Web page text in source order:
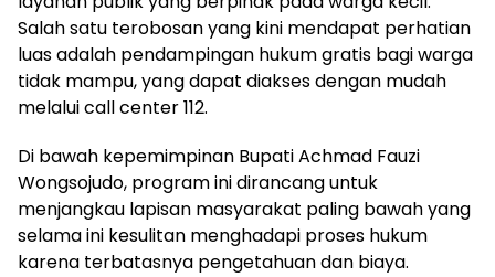
Salah satu terobosan yang kini mendapat perhatian
luas adalah pendampingan hukum gratis bagi warga
tidak mampu, yang dapat diakses dengan mudah
melalui call center 112.
Di bawah kepemimpinan Bupati Achmad Fauzi
Wongsojudo, program ini dirancang untuk
menjangkau lapisan masyarakat paling bawah yang
selama ini kesulitan menghadapi proses hukum
karena terbatasnya pengetahuan dan biaya.